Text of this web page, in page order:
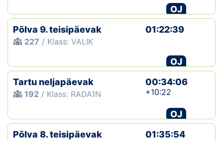
OJ
Põlva 9. teisipäevak
227 / Klass: VALIK
01:22:39
OJ
Tartu neljapäevak
192 / Klass: RADA1N
00:34:06
+10:22
OJ
Põlva 8. teisipäevak
01:35:54